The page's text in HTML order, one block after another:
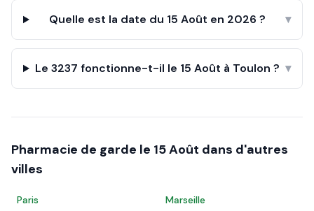
Quelle est la date du 15 Août en 2026 ? ▾
Le 3237 fonctionne-t-il le 15 Août à Toulon ? ▾
Pharmacie de garde le 15 Août dans d'autres
villes
Paris
Marseille